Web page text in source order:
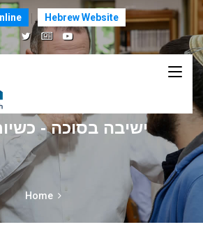
Hebrew Website
ישיבה בסוכה -
Home